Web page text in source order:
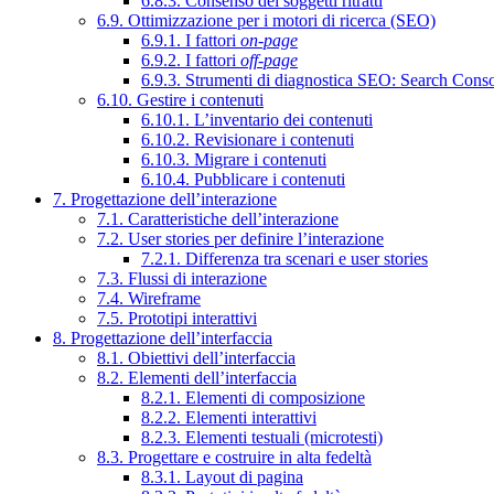
6.9. Ottimizzazione per i motori di ricerca (SEO)
6.9.1. I fattori on-page
6.9.2. I fattori off-page
6.9.3. Strumenti di diagnostica SEO: Search
6.10. Gestire i contenuti
6.10.1. L’inventario dei contenuti
6.10.2. Revisionare i contenuti
6.10.3. Migrare i contenuti
6.10.4. Pubblicare i contenuti
7. Progettazione dell’interazione
7.1. Caratteristiche dell’interazione
7.2. User stories per definire l’interazione
7.2.1. Differenza tra scenari e user stories
7.3. Flussi di interazione
7.4. Wireframe
7.5. Prototipi interattivi
8. Progettazione dell’interfaccia
8.1. Obiettivi dell’interfaccia
8.2. Elementi dell’interfaccia
8.2.1. Elementi di composizione
8.2.2. Elementi interattivi
8.2.3. Elementi testuali (microtesti)
8.3. Progettare e costruire in alta fedeltà
8.3.1. Layout di pagina